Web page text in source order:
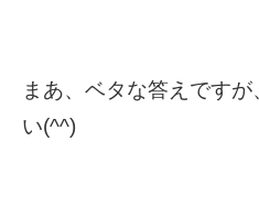
まあ、ベタな答えです
い(^^)